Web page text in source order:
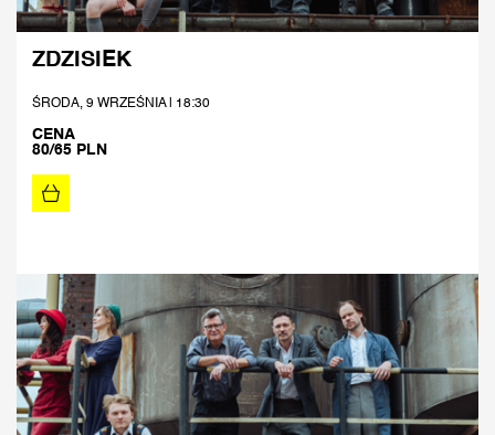
ZDZISIEK
ŚRODA, 9 WRZEŚNIA | 18:30
CENA
80/65 PLN